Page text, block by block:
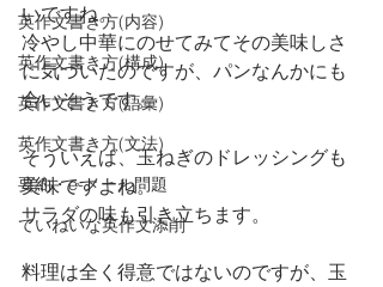
英作文書き方(内容)
英作文書き方(構成)
英作文書き方(語彙)
英作文書き方(文法)
要約・e-メール問題
ていねいな英作文添削
いですね。
冷やし中華にのせてみてその美味しさ
に気づいたのですが、パンなんかにも
合いそうです。
そういえば、玉ねぎのドレッシングも
美味ですよね。
サラダの味も引き立ちます。
料理は全く得意ではないのですが、玉